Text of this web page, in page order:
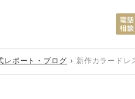
レポート・ブログ 新作カラードレ